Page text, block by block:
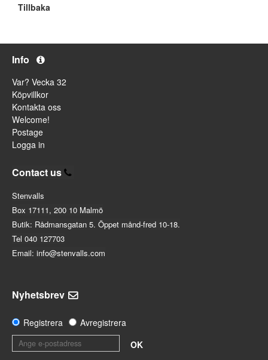
Tillbaka
Info
Var? Vecka 32
Köpvillkor
Kontakta oss
Welcome!
Postage
Logga in
Contact us
Stenvalls
Box 17111, 200 10 Malmö
Butik: Rådmansgatan 5. Öppet månd-fred 10-18.
Tel 040 127703
Email: info@stenvalls.com
Nyhetsbrev
Registrera
Avregistrera
OK